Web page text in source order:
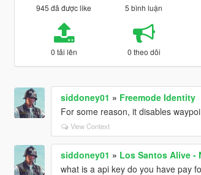
945 đã được like 5 bình luận
0 tải lên 0 theo dõi
siddoney01 » Freemode Identity
For some reason, it disables
View Context
siddoney01 » Los Santos Alive -
what is a api key do you have pay